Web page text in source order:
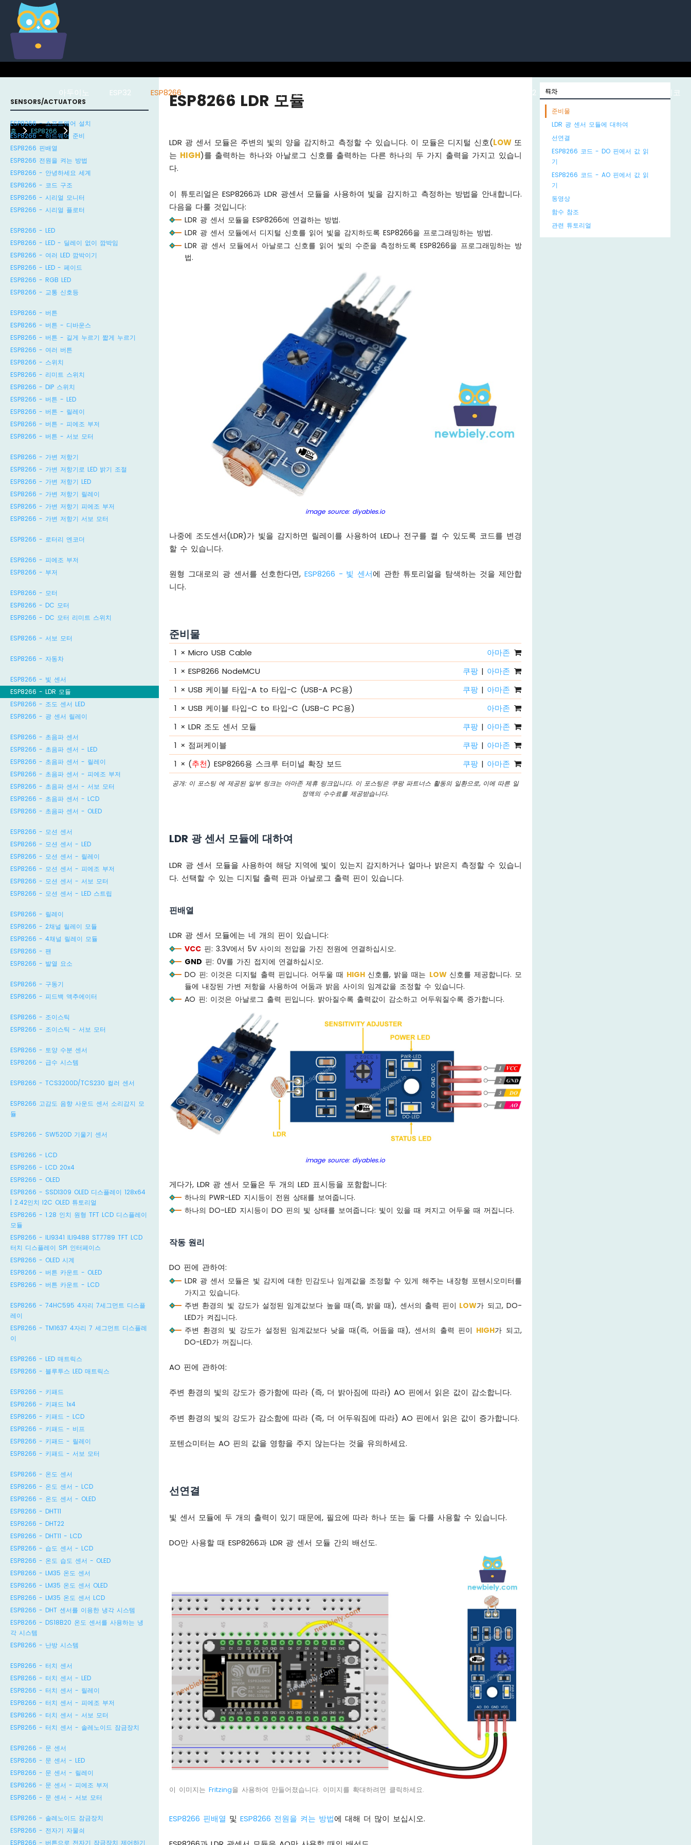
아두이노 ESP32 ESP8266 라즈베리 파이 아두이노 우노 R4 ESP32 마이크로파이썬 라즈베리 파이 피코
홈 ESP8266
SENSORS/ACTUATORS
ESP8266 - 소프트웨어 설치
ESP8266 - 하드웨어 준비
ESP8266 핀배열
ESP8266 전원을 켜는 방법
ESP8266 - 안녕하세요 세계
ESP8266 - 코드 구조
ESP8266 - 시리얼 모니터
ESP8266 - 시리얼 플로터
ESP8266 - LED
ESP8266 - LED - 딜레이 없이 깜박임
ESP8266 - 여러 LED 깜박이기
ESP8266 - LED - 페이드
ESP8266 - RGB LED
ESP8266 - 교통 신호등
ESP8266 - 버튼
ESP8266 - 버튼 - 디바운스
ESP8266 - 버튼 - 길게 누르기 짧게 누르기
ESP8266 - 여러 버튼
ESP8266 - 스위치
ESP8266 - 리미트 스위치
ESP8266 - DIP 스위치
ESP8266 - 버튼 - LED
ESP8266 - 버튼 - 릴레이
ESP8266 - 버튼 - 피에조 부저
ESP8266 - 버튼 - 서보 모터
ESP8266 - 가변 저항기
ESP8266 - 가변 저항기로 LED 밝기 조절
ESP8266 - 가변 저항기 LED
ESP8266 - 가변 저항기 릴레이
ESP8266 - 가변 저항기 피에조 부저
ESP8266 - 가변 저항기 서보 모터
ESP8266 - 로터리 엔코더
ESP8266 - 피에조 부저
ESP8266 - 부저
ESP8266 - 모터
ESP8266 - DC 모터
ESP8266 - DC 모터 리미트 스위치
ESP8266 - 서보 모터
ESP8266 - 자동차
ESP8266 - 빛 센서
ESP8266 - LDR 모듈
ESP8266 - 조도 센서 LED
ESP8266 - 광 센서 릴레이
ESP8266 - 초음파 센서
ESP8266 - 초음파 센서 - LED
ESP8266 - 초음파 센서 - 릴레이
ESP8266 - 초음파 센서 - 피에조 부저
ESP8266 - 초음파 센서 - 서보 모터
ESP8266 - 초음파 센서 - LCD
ESP8266 - 초음파 센서 - OLED
ESP8266 - 모션 센서
ESP8266 - 모션 센서 - LED
ESP8266 - 모션 센서 - 릴레이
ESP8266 - 모션 센서 - 피에조 부저
ESP8266 - 모션 센서 - 서보 모터
ESP8266 - 모션 센서 - LED 스트립
ESP8266 - 릴레이
ESP8266 - 2채널 릴레이 모듈
ESP8266 - 4채널 릴레이 모듈
ESP8266 - 팬
ESP8266 - 발열 요소
ESP8266 - 구동기
ESP8266 - 피드백 액추에이터
ESP8266 - 조이스틱
ESP8266 - 조이스틱 - 서보 모터
ESP8266 - 토양 수분 센서
ESP8266 - 급수 시스템
ESP8266 - TCS3200D/TCS230 컬러 센서
ESP8266 고감도 음향 사운드 센서 소리감지 모
듈
ESP8266 - SW520D 기울기 센서
ESP8266 - LCD
ESP8266 - LCD 20x4
ESP8266 - OLED
ESP8266 - SSD1309 OLED 디스플레이 128x64
| 2.42인치 I2C OLED 튜토리얼
ESP8266 - 1.28 인치 원형 TFT LCD 디스플레이
모듈
ESP8266 - ILI9341 ILI9488 ST7789 TFT LCD
터치 디스플레이 SPI 인터페이스
ESP8266 - OLED 시계
ESP8266 - 버튼 카운트 - OLED
ESP8266 - 버튼 카운트 - LCD
ESP8266 - 74HC595 4자리 7세그먼트 디스플
레이
ESP8266 - TM1637 4자리 7 세그먼트 디스플레
이
ESP8266 - LED 매트릭스
ESP8266 - 블루투스 LED 매트릭스
ESP8266 - 키패드
ESP8266 - 키패드 1x4
ESP8266 - 키패드 - LCD
ESP8266 - 키패드 - 비프
ESP8266 - 키패드 - 릴레이
ESP8266 - 키패드 - 서보 모터
ESP8266 - 온도 센서
ESP8266 - 온도 센서 - LCD
ESP8266 - 온도 센서 - OLED
ESP8266 - DHT11
ESP8266 - DHT22
ESP8266 - DHT11 - LCD
ESP8266 - 습도 센서 - LCD
ESP8266 - 온도 습도 센서 - OLED
ESP8266 - LM35 온도 센서
ESP8266 - LM35 온도 센서 OLED
ESP8266 - LM35 온도 센서 LCD
ESP8266 - DHT 센서를 이용한 냉각 시스템
ESP8266 - DS18B20 온도 센서를 사용하는 냉
각 시스템
ESP8266 - 난방 시스템
ESP8266 - 터치 센서
ESP8266 - 터치 센서 - LED
ESP8266 - 터치 센서 - 릴레이
ESP8266 - 터치 센서 - 피에조 부저
ESP8266 - 터치 센서 - 서보 모터
ESP8266 - 터치 센서 - 솔레노이드 잠금장치
ESP8266 - 문 센서
ESP8266 - 문 센서 - LED
ESP8266 - 문 센서 - 릴레이
ESP8266 - 문 센서 - 피에조 부저
ESP8266 - 문 센서 - 서보 모터
ESP8266 - 솔레노이드 잠금장치
ESP8266 - 전자기 자물쇠
ESP8266 - 버튼으로 전자기 잠금장치 제어하기
ESP8266 LDR 모듈
LDR 광 센서 모듈은 주변의 빛의 양을 감지하고 측정할 수 있습니다. 이 모듈은 디지털 신호(LOW 또
는 HIGH)를 출력하는 하나와 아날로그 신호를 출력하는 다른 하나의 두 가지 출력을 가지고 있습니
다.
이 튜토리얼은 ESP8266과 LDR 광센서 모듈을 사용하여 빛을 감지하고 측정하는 방법을 안내합니다.
다음을 다룰 것입니다:
LDR 광 센서 모듈을 ESP8266에 연결하는 방법.
LDR 광 센서 모듈에서 디지털 신호를 읽어 빛을 감지하도록 ESP8266을 프로그래밍하는 방법.
LDR 광 센서 모듈에서 아날로그 신호를 읽어 빛의 수준을 측정하도록 ESP8266을 프로그래밍하는 방
법.
image source: diyables.io
나중에 조도센서(LDR)가 빛을 감지하면 릴레이를 사용하여 LED나 전구를 켤 수 있도록 코드를 변경
할 수 있습니다.
원형 그대로의 광 센서를 선호한다면, ESP8266 - 빛 센서에 관한 튜토리얼을 탐색하는 것을 제안합
니다.
준비물
1 × Micro USB Cable
아마존
1 × ESP8266 NodeMCU 쿠팡 | 아마존
1 × USB 케이블 타입-A to 타입-C (USB-A PC용) 쿠팡 | 아마존
1 × USB 케이블 타입-C to 타입-C (USB-C PC용)
아마존
1 × LDR 조도 센서 모듈 쿠팡 | 아마존
1 × 점퍼케이블 쿠팡 | 아마존
1 × (추천) ESP8266용 스크루 터미널 확장 보드 쿠팡 | 아마존
공개: 이 포스팅 에 제공된 일부 링크는 아마존 제휴 링크입니다. 이 포스팅은 쿠팡 파트너스 활동의 일환으로, 이에 따른 일
정액의 수수료를 제공받습니다.
LDR 광 센서 모듈에 대하여
LDR 광 센서 모듈을 사용하여 해당 지역에 빛이 있는지 감지하거나 얼마나 밝은지 측정할 수 있습니
다. 선택할 수 있는 디지털 출력 핀과 아날로그 출력 핀이 있습니다.
핀배열
LDR 광 센서 모듈에는 네 개의 핀이 있습니다:
VCC 핀: 3.3V에서 5V 사이의 전압을 가진 전원에 연결하십시오.
GND 핀: 0V를 가진 접지에 연결하십시오.
DO 핀: 이것은 디지털 출력 핀입니다. 어두울 때 HIGH 신호를, 밝을 때는 LOW 신호를 제공합니다. 모
듈에 내장된 가변 저항을 사용하여 어둠과 밝음 사이의 임계값을 조정할 수 있습니다.
AO 핀: 이것은 아날로그 출력 핀입니다. 밝아질수록 출력값이 감소하고 어두워질수록 증가합니다.
image source: diyables.io
게다가, LDR 광 센서 모듈은 두 개의 LED 표시등을 포함합니다:
하나의 PWR-LED 지시등이 전원 상태를 보여줍니다.
하나의 DO-LED 지시등이 DO 핀의 빛 상태를 보여줍니다: 빛이 있을 때 켜지고 어두울 때 꺼집니다.
작동 원리
DO 핀에 관하여:
LDR 광 센서 모듈은 빛 감지에 대한 민감도나 임계값을 조정할 수 있게 해주는 내장형 포텐시오미터를
가지고 있습니다.
주변 환경의 빛 강도가 설정된 임계값보다 높을 때(즉, 밝을 때), 센서의 출력 핀이 LOW가 되고, DO-
LED가 켜집니다.
주변 환경의 빛 강도가 설정된 임계값보다 낮을 때(즉, 어둡을 때), 센서의 출력 핀이 HIGH가 되고,
DO-LED가 꺼집니다.
AO 핀에 관하여:
주변 환경의 빛의 강도가 증가함에 따라 (즉, 더 밝아짐에 따라) AO 핀에서 읽은 값이 감소합니다.
주변 환경의 빛의 강도가 감소함에 따라 (즉, 더 어두워짐에 따라) AO 핀에서 읽은 값이 증가합니다.
포텐쇼미터는 AO 핀의 값을 영향을 주지 않는다는 것을 유의하세요.
선연결
빛 센서 모듈에 두 개의 출력이 있기 때문에, 필요에 따라 하나 또는 둘 다를 사용할 수 있습니다.
DO만 사용할 때 ESP8266과 LDR 광 센서 모듈 간의 배선도.
이 이미지는Fritzing을 사용하여 만들어졌습니다. 이미지를 확대하려면 클릭하세요.
ESP8266 핀배열 및ESP8266 전원을 켜는 방법에 대해 더 많이 보십시오.
목차
준비물
LDR 광 센서 모듈에 대하여
선연결
ESP8266 코드 - DO 핀에서 값 읽
기
ESP8266 코드 - AO 핀에서 값 읽
기
동영상
함수 참조
관련 튜토리얼